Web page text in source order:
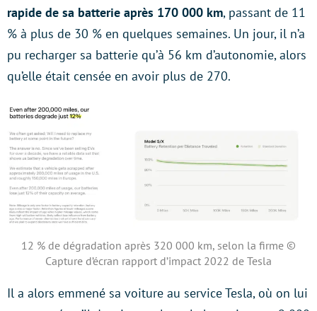
rapide de sa batterie après 170 000 km, passant de 11
% à plus de 30 % en quelques semaines. Un jour, il n’a
pu recharger sa batterie qu’à 56 km d’autonomie, alors
qu’elle était censée en avoir plus de 270.
12 % de dégradation après 320 000 km, selon la firme ©
Capture d’écran rapport d’impact 2022 de Tesla
Il a alors emmené sa voiture au service Tesla, où on lui